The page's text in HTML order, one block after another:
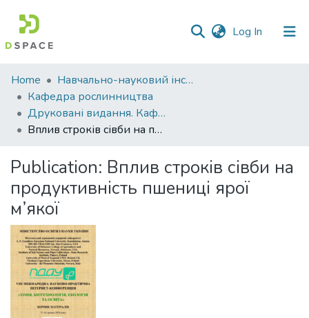
Log In (current)
Communities
&
Collections
All of DSpace
Statistics
Home
Навчально-науковий інститут агротехнологій, селекції та екології
Кафедра рослинництва
Друковані видання. Кафедра рослинництва
Вплив строків сівби на продуктивність пшениці ярої м’якої
Publication: Вплив строків сівби на
продуктивність пшениці ярої
м’якої